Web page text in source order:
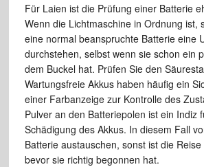
Für Laien ist die Prüfung einer Batterie
Wenn die Lichtmaschine in Ordnung ist,
eine normal beanspruchte Batterie eine
durchstehen, selbst wenn sie schon ein
dem Buckel hat. Prüfen Sie den
Wartungsfreie Akkus haben häufig ein
einer Farbanzeige zur Kontrolle des
Pulver an den Batteriepolen ist ein Indiz
Schädigung des Akkus. In diesem Fall
Batterie austauschen, sonst ist die
bevor sie richtig begonnen hat.